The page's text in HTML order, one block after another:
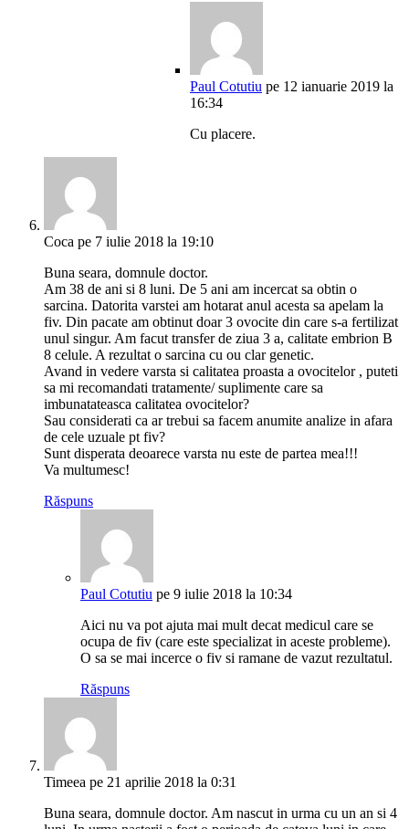
Paul Cotutiu pe 12 ianuarie 2019 la
16:34
Cu placere.
Coca pe 7 iulie 2018 la 19:10
Buna seara, domnule doctor.
Am 38 de ani si 8 luni. De 5 ani am incercat sa obtin o
sarcina. Datorita varstei am hotarat anul acesta sa apelam la
fiv. Din pacate am obtinut doar 3 ovocite din care s-a fertilizat
unul singur. Am facut transfer de ziua 3 a, calitate embrion B
8 celule. A rezultat o sarcina cu ou clar genetic.
Avand in vedere varsta si calitatea proasta a ovocitelor , puteti
sa mi recomandati tratamente/ suplimente care sa
imbunatateasca calitatea ovocitelor?
Sau considerati ca ar trebui sa facem anumite analize in afara
de cele uzuale pt fiv?
Sunt disperata deoarece varsta nu este de partea mea!!!
Va multumesc!
Răspuns
Paul Cotutiu pe 9 iulie 2018 la 10:34
Aici nu va pot ajuta mai mult decat medicul care se
ocupa de fiv (care este specializat in aceste probleme).
O sa se mai incerce o fiv si ramane de vazut rezultatul.
Răspuns
Timeea pe 21 aprilie 2018 la 0:31
Buna seara, domnule doctor. Am nascut in urma cu un an si 4